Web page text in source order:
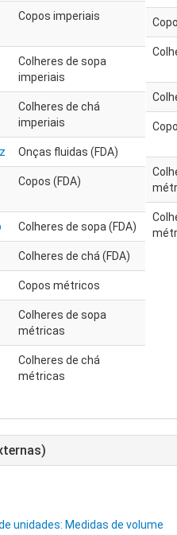
Copos imperiais
Colheres de sopa
imperiais
Colheres de chá
imperiais
Onças fluidas (FDA)
Copos (FDA)
Colheres de sopa (FDA)
Colheres de chá (FDA)
Copos métricos
Colheres de sopa
métricas
Colheres de chá
métricas
unidades: Medidas de volume